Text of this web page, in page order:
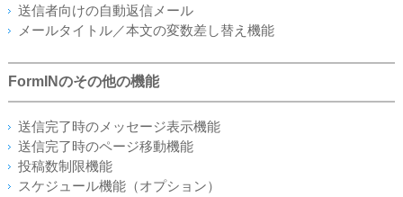
送信者向けの自動返信メール
メールタイトル／本文の変数差し替え機能
FormINのその他の機能
送信完了時のメッセージ表示機能
送信完了時のページ移動機能
投稿数制限機能
スケジュール機能（オプション）